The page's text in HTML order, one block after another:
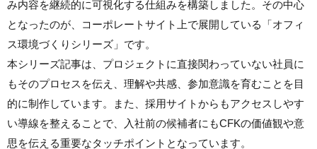
み内容を継続的に可視化する仕組みを構築しました。その中心
となったのが、コーポレートサイト上で展開している「オフィ
ス環境づくりシリーズ」です。
本シリーズ記事は、プロジェクトに直接関わっていない社員に
もそのプロセスを伝え、理解や共感、参加意識を育むことを目
的に制作しています。また、採用サイトからもアクセスしやす
い導線を整えることで、入社前の候補者にもCFKの価値観や意
思を伝える重要なタッチポイントとなっています。